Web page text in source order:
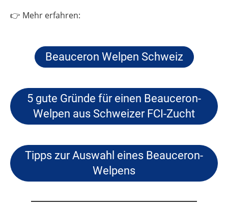
👉 Mehr erfahren:
Beauceron Welpen Schweiz
5 gute Gründe für einen Beauceron-
Welpen aus Schweizer FCI-Zucht
Tipps zur Auswahl eines Beauceron-
Welpens